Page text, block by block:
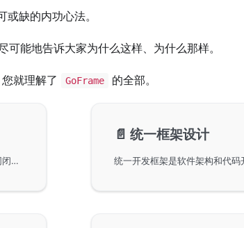
缺的内功心法。
能地告诉大家为什么这样、为什么那样。
就理解了 GoFrame 的全部。
软件模块化设计及其复用原则，详细讲解模块如复用/发布等同原则、共同闭包原则和共同复用原则。通过GoFrame框架的模块化设计实例分析，强调可维护性的重要性以及模块设计的平衡策略。模块化设计有助于提高开发效率和代码质量，确保软件的稳定性和易维护性。
📄️ 统一框架设计